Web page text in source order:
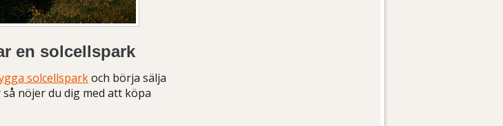
en solcellspark
solcellsparkoch börja sälja
nöjer du dig med att köpa